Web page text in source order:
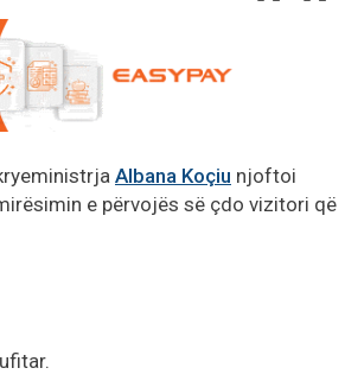
Albana Koçiu njoftoi
e përvojës së çdo vizitori që